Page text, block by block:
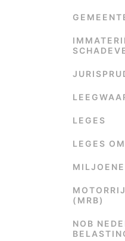
LEGES
LEGES
(MRB)
NOB